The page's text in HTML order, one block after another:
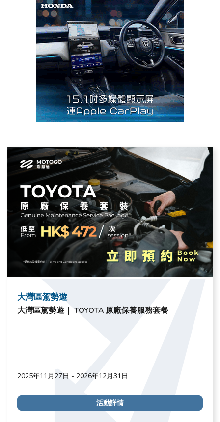
大灣區駕勢遊
大灣區駕勢遊｜ TOYOTA 原廠保養服務套餐
2025年11月27日 - 2026年12月31日
活動詳情